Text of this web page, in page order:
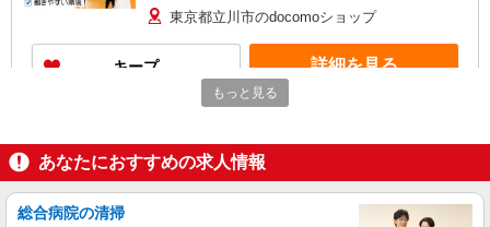
+゜ 入社祝い金10万円支給(規定有) お友達を紹介
頂くと, インセンティブ支給(規定有) ★月2回払
い・週払い可能（規程有）★ ゜・。○。・゜
+゜・。○。・゜+゜
東京都立川市のdocomoショップ
キープ 詳細を見る
家電量販店内の携帯販売スタッフ
月給 279,340円 〜 279,340円 試用期間なし ※
経験・能力による 【試用期間】時給 0 円 〜 0 円
もっと見る
あなたにおすすめの求人情報
総合病院の清掃